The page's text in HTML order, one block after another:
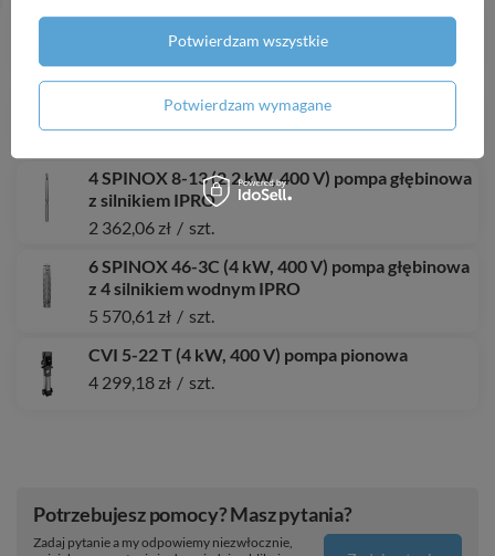
8 SPINOX 77-2 (7,5 kW, 400 V) pompa głębinowa
z 6 silnikiem IBO ITALY
8 704,66 zł / szt.
MH 1300 INOX (1,3 kW, 230 V) hydrofor 50
825,70 zł / szt.
4 SPINOX 8-13 (2,2 kW, 400 V) pompa głębinowa
z silnikiem IPRO
2 362,06 zł / szt.
6 SPINOX 46-3C (4 kW, 400 V) pompa głębinowa
z 4 silnikiem wodnym IPRO
5 570,61 zł / szt.
CVI 5-22 T (4 kW, 400 V) pompa pionowa
4 299,18 zł / szt.
Potrzebujesz pomocy? Masz pytania?
Zadaj pytanie a my odpowiemy niezwłocznie,
Potwierdzam wymagane
Potwierdzam wszystkie